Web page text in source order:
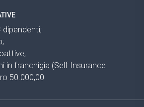
dipendenti;
in franchigia (Self Insurance
50.000,00